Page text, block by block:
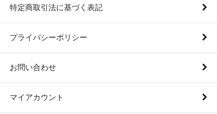
特定商取引法に基づく表記
プライバシーポリシー
お問い合わせ
マイアカウント